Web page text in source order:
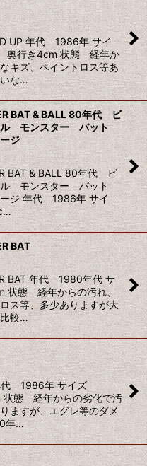
UP 年代 1986年 サイ
行き4cm 状態 経年か
キズ、ペイントロス等あ
な…
BAT & BALL 80年代 ビ
ル モンスター バット
ジ
BAT & BALL 80年代 ビ
ル モンスター バット
ジ 年代 1986年 サイ
BAT
BAT 年代 1980年代 サ
態 経年からの汚れ、
ス等、多少ありますが大
較…
代 1986年 サイズ
態 経年からの劣化で汚
ますが、エグレ等のダメ
年…